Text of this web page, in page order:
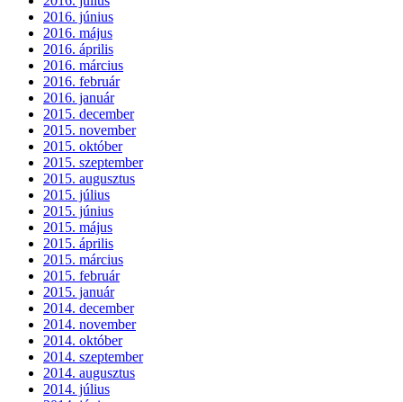
2016. június
2016. május
2016. április
2016. március
2016. február
2016. január
2015. december
2015. november
2015. október
2015. szeptember
2015. augusztus
2015. július
2015. június
2015. május
2015. április
2015. március
2015. február
2015. január
2014. december
2014. november
2014. október
2014. szeptember
2014. augusztus
2014. július